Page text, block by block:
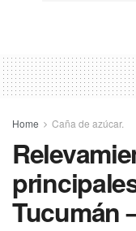
Home Caña de azúcar.
Tucumán